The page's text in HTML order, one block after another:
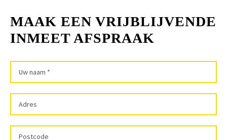
MAAK EEN VRIJBLIJVENDE
INMEET AFSPRAAK